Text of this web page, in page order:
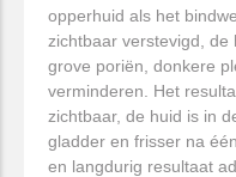
opperhuid als het
zichtbaar verstevigd,
grove poriën, donkere
verminderen. Het
zichtbaar, de huid is in
gladder en frisser na
en langdurig resultaat